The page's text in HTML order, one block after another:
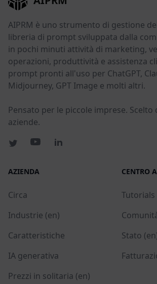
AIPRM è uno strumento di gestione
libreria di prompt sviluppata dalla
in pochi minuti attività di marketing,
operazioni, produttività e assistenza
prompt pronti all'uso per ChatGPT,
Midjourney, GPT Image e molti altri.
Pensato per le piccole imprese. Scelto
aziende.
AZIENDA
Circa
Industrie (en)
Caratteristiche
IA generativa
Prezzi in solitaria (en)
CENTRO
Tutorials
Stato